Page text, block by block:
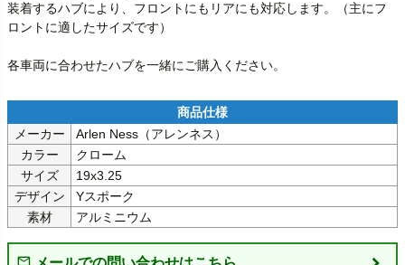
装着するハブにより、フロントにもリアにも対応します。（主にフ
ロントに適したサイズです）
各車両に合わせたハブを一緒にご購入ください。
メーカー
Arlen Ness（アレンネス）
カラー
クローム
サイズ
19x3.25
デザイン
Yスポーク
素材
アルミニウム